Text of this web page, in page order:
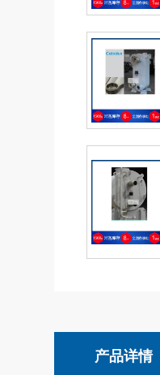
产品详情